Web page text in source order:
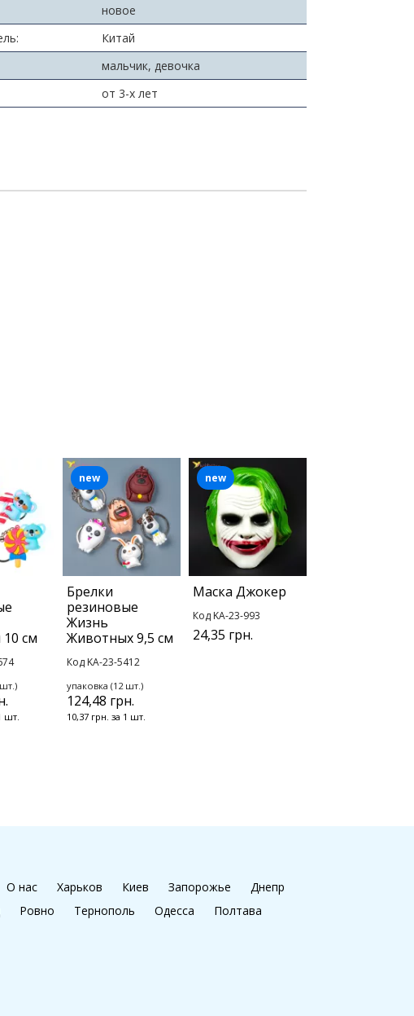
новое
Китай
мальчик, девочка
от 3-х лет
см
шт.
Брелки
резиновые
Жизнь
Животных 9,5 см
Код KA-23-5412
упаковка (12 шт.)
124,48 грн.
10,37 грн. за 1 шт.
new
Маска Джокер
Код KA-23-993
24,35 грн.
new
О нас Харьков Киев Запорожье
Днепр
Ровно Тернополь Одесса Полтава